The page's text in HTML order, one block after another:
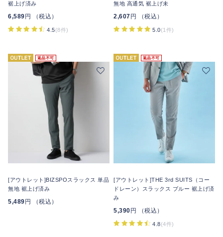
裾上げ済み
6,589 円 （税込）
4.5(8件)
無地 高通気 裾上げ未
2,607 円 （税込）
5.0(1件)
返品不可
[アウトレット]BIZSPOスラックス 単品
無地 裾上げ済み
5,489 円 （税込）
返品不可
[アウトレット]THE 3rd SUITS（コー
ドレーン）スラックス ブルー 裾上げ済
み
5,390 円 （税込）
4.8(4件)